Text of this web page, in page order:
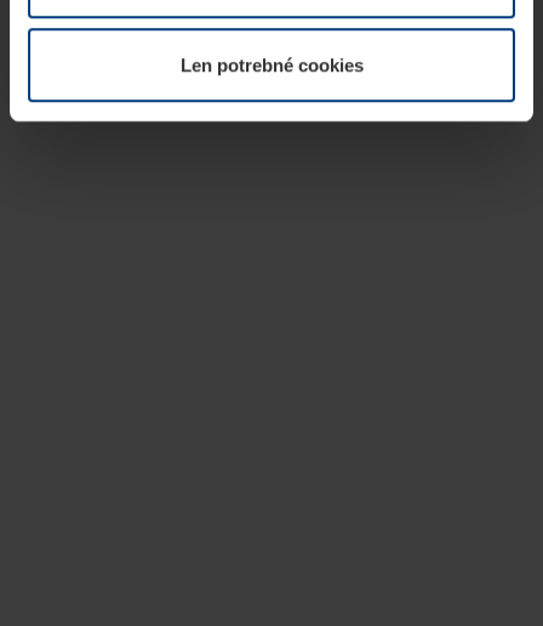
kedykoľvek zmeniť alebo odvolať vo vysvetlení cookie
našej webovej stránky.Len potrebné cookies